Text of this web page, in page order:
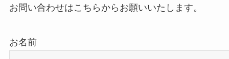
お問い合わせはこちらからお願いいたします。
お名前